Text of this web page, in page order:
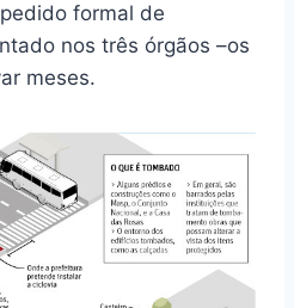
formal de
nos três órgãos –os
meses.